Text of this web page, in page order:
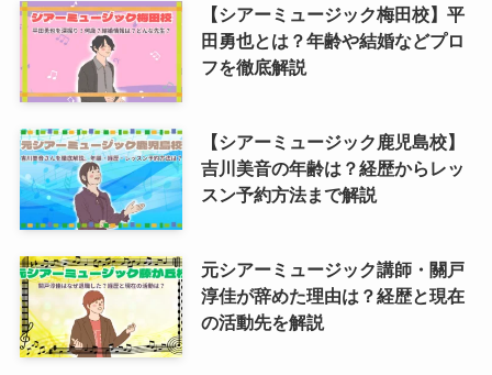
【シアーミュージック梅田校】平
田勇也とは？年齢や結婚などプロ
フを徹底解説
【シアーミュージック鹿児島校】
吉川美音の年齢は？経歴からレッ
スン予約方法まで解説
元シアーミュージック講師・關戸
淳佳が辞めた理由は？経歴と現在
の活動先を解説